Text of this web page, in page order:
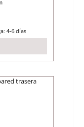
4-6 días